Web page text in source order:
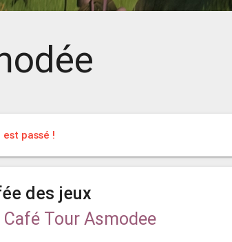
passé !
des jeux
Café Tour Asmodee